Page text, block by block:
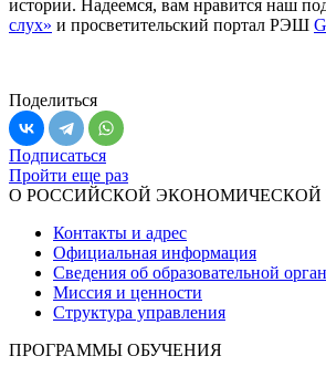
истории. Надеемся, вам нравится наш
слух» и просветительский портал РЭШ
Поделиться
Подписаться
Пройти еще раз
О РОССИЙСКОЙ ЭКОНОМИЧЕСКОЙ
Контакты и адрес
Официальная информация
Сведения об образовательной
Миссия и ценности
Структура управления
ПРОГРАММЫ ОБУЧЕНИЯ